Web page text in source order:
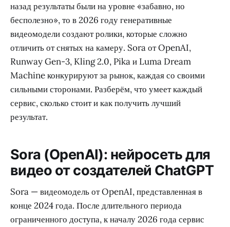
назад результаты были на уровне «забавно, но
бесполезно», то в 2026 году генеративные
видеомодели создают ролики, которые сложно
отличить от снятых на камеру. Sora от OpenAI,
Runway Gen-3, Kling 2.0, Pika и Luma Dream
Machine конкурируют за рынок, каждая со своими
сильными сторонами. Разберём, что умеет каждый
сервис, сколько стоит и как получить лучший
результат.
Sora (OpenAI): нейросеть для
видео от создателей ChatGPT
Sora — видеомодель от OpenAI, представленная в
конце 2024 года. После длительного периода
ограниченного доступа, к началу 2026 года сервис